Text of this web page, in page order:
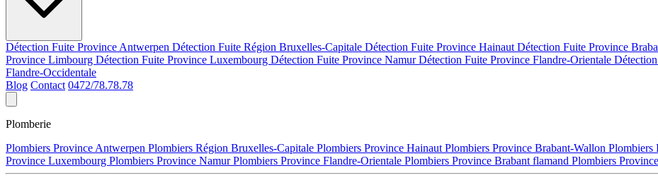
Détection Fuite Province Antwerpen Détection Fuite Région Bruxelles-Capitale Détection Fuite Province Hainaut Détection Fuite Province
Province Limbourg Détection Fuite Province Luxembourg Détection Fuite Province NamurDétection Fuite Province Flandre-Orientale
Flandre-Occidentale
Blog Contact 0472/78.78.78
Plomberie
Plombiers Province Antwerpen Plombiers Région Bruxelles-Capitale Plombiers Province Hainaut Plombiers Province Brabant-Wallon Plombiers
Province Luxembourg Plombiers Province NamurPlombiers Province Flandre-Orientale Plombiers Province Brabant flamand Plombiers